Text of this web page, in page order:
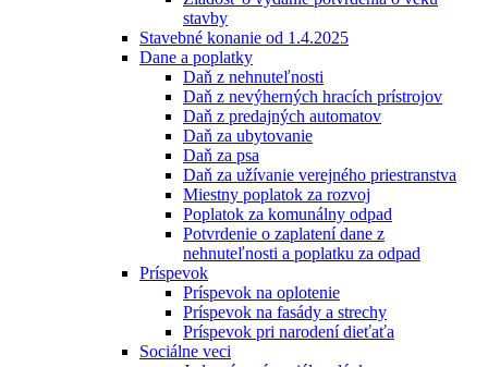
stavby
Stavebné konanie od 1.4.2025
Dane a poplatky
Daň z nehnuteľnosti
Daň z nevýherných hracích prístrojov
Daň z predajných automatov
Daň za ubytovanie
Daň za psa
Daň za užívanie verejného priestranstva
Miestny poplatok za rozvoj
Poplatok za komunálny odpad
Potvrdenie o zaplatení dane z
nehnuteľnosti a poplatku za odpad
Príspevok
Príspevok na oplotenie
Príspevok na fasády a strechy
Príspevok pri narodení dieťaťa
Sociálne veci